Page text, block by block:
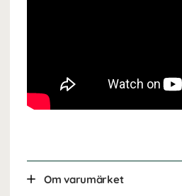
Om varumärket